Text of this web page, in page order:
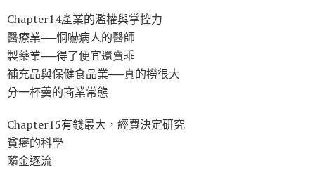
Chapter14產業的濫權與掌控力
醫療業──恫嚇病人的醫師
製藥業──得了便宜還賣乖
補充品與保健食品業──真的撈很大
分一杯羮的商業常態
Chapter15有錢最大，經費決定研究
貧瘠的科學
隨金逐流